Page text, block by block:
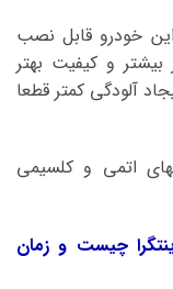
خودرو قابل نصب
و کیفیت بهتر
آلودگی کمتر قطعا
اتمی و کلسیمی
چیست و زمان